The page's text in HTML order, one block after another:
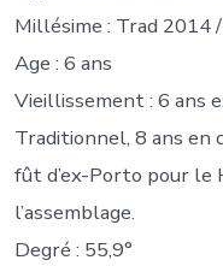
Millésime : Trad 2014
Age : 6 ans
Vieillissement : 6 ans
Traditionnel, 8 ans en
fût d’ex-Porto pour le
l’assemblage.
Degré : 55,9°